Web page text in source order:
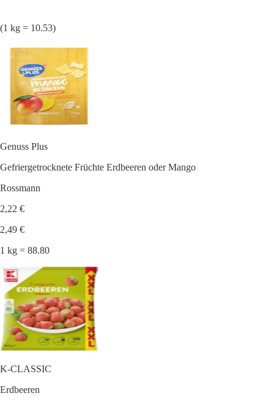
(1 kg = 10.53)
Genuss Plus
Gefriergetrocknete Früchte Erdbeeren oder Mango
Rossmann
2,22 €
2,49 €
1 kg = 88.80
K-CLASSIC
Erdbeeren